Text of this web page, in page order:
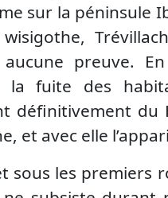
sur la péninsule
aucune preuve.
la fuite des
définitivement
et avec elle
sous les premiers